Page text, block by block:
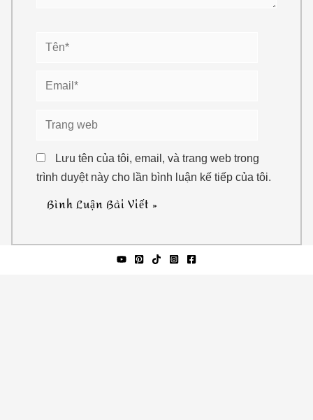
Tên*
Email*
Trang
Lưu tên của tôi, email, và trang web trong
trình duyệt này cho lần bình luận kế tiếp của tôi.